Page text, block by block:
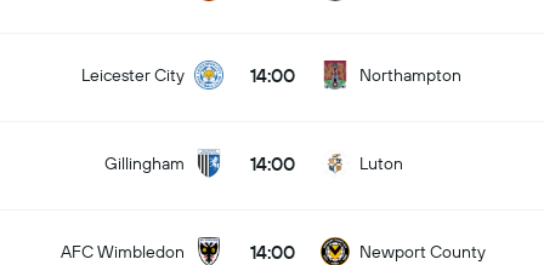
Leicester City 14:00 Northampton
Gillingham 14:00 Luton
AFC Wimbledon 14:00 Newport County